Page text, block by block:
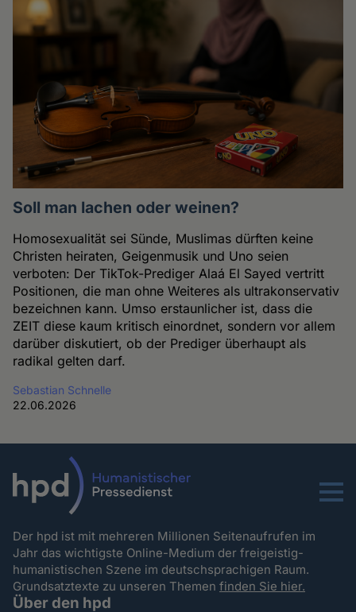
Soll man lachen oder weinen?
Homosexualität sei Sünde, Muslimas dürften keine
Christen heiraten, Geigenmusik und Uno seien
verboten: Der TikTok-Prediger Alaá El Sayed vertritt
Positionen, die man ohne Weiteres als ultrakonservativ
bezeichnen kann. Umso erstaunlicher ist, dass die
ZEIT diese kaum kritisch einordnet, sondern vor allem
darüber diskutiert, ob der Prediger überhaupt als
radikal gelten darf.
Sebastian Schnelle
22.06.2026
Menu
Der hpd ist mit mehreren Millionen Seitenaufrufen im
Jahr das wichtigste Online-Medium der freigeistig-
humanistischen Szene im deutschsprachigen Raum.
Grundsatztexte zu unseren Themenfinden Sie hier.
Über den hpd